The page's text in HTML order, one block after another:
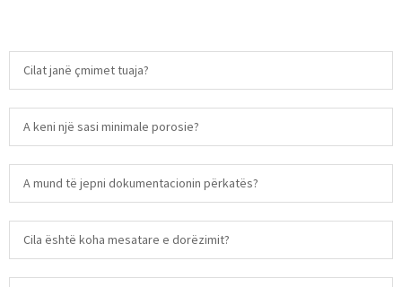
Cilat janë çmimet tuaja?
A keni një sasi minimale porosie?
A mund të jepni dokumentacionin përkatës?
Cila është koha mesatare e dorëzimit?